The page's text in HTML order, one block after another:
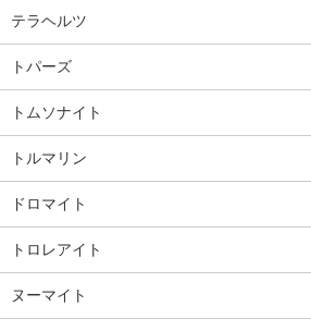
テラヘルツ
トパーズ
トムソナイト
トルマリン
ドロマイト
トロレアイト
ヌーマイト